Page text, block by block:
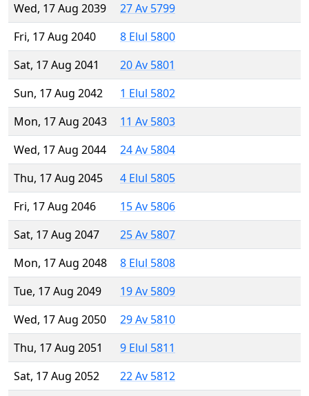
Wed, 17 Aug 2039
27 Av 5799
Fri, 17 Aug 2040
8 Elul 5800
Sat, 17 Aug 2041
20 Av 5801
Sun, 17 Aug 2042
1 Elul 5802
Mon, 17 Aug 2043
11 Av 5803
Wed, 17 Aug 2044
24 Av 5804
Thu, 17 Aug 2045
4 Elul 5805
Fri, 17 Aug 2046
15 Av 5806
Sat, 17 Aug 2047
25 Av 5807
Mon, 17 Aug 2048
8 Elul 5808
Tue, 17 Aug 2049
19 Av 5809
Wed, 17 Aug 2050
29 Av 5810
Thu, 17 Aug 2051
9 Elul 5811
Sat, 17 Aug 2052
22 Av 5812